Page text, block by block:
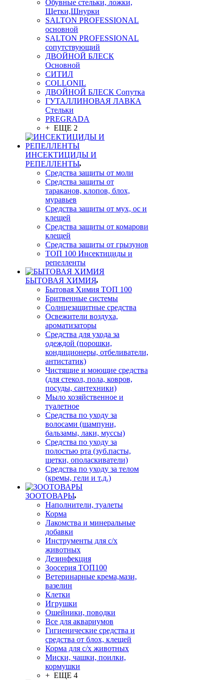
Обувные стельки, ложки,
Щетки,Шнурки
SALTON PROFESSIONAL
основной
SALTON PROFESSIONAL
сопутствующий
ДВОЙНОЙ БЛЕСК
Основной
СИТИЛ
COLLONIL
ДВОЙНОЙ БЛЕСК Сопутка
ГУТАЛЛИНОВАЯ ЛАВКА
Стельки
PREGRADA
+ ЕЩЕ 2
ИНСЕКТИЦИДЫ И
РЕПЕЛЛЕНТЫ
Средства защиты от моли
Средства защиты от
тараканов, клопов, блох,
муравьев
Средства защиты от мух, ос и
клещей
Средства защиты от комарови
клещей
Средства защиты от грызунов
ТОП 100 Инсектициды и
репелленты
БЫТОВАЯ ХИМИЯ
Бытовая Химия ТОП 100
Бритвенные системы
Солнцезащитные средства
Освежители воздуха,
ароматизаторы
Средства для ухода за
одеждой (порошки,
кондиционеры, отбеливатели,
антистатик)
Чистящие и моющие средства
(для стекол, пола, ковров,
посуды, сантехники)
Мыло хозяйственное и
туалетное
Средства по уходу за
волосами (шампуни,
бальзамы, лаки, муссы)
Средства по уходу за
полостью рта (зуб.пасты,
щетки, ополаскиватели)
Средства по уходу за телом
(кремы, гели и т.д.)
ЗООТОВАРЫ
Наполнители, туалеты
Корма
Лакомства и минеральные
добавки
Инструменты для с/х
животных
Дезинфекция
Зоосерия ТОП100
Ветеринарные крема,мази,
вазелин
Клетки
Игрушки
Ошейники, поводки
Все для аквариумов
Гигиенические средства и
средства от блох, клещей
Корма для с/х животных
Миски, чашки, поилки,
кормушки
+ ЕЩЕ 4